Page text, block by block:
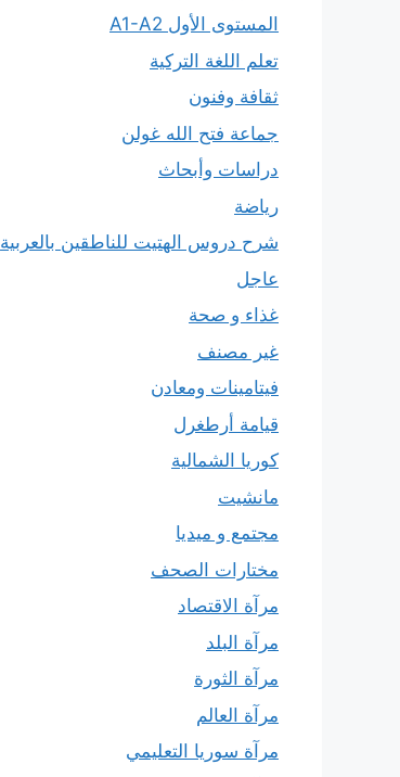
المستوى الأول A1-A2
تعلم اللغة التركية
ثقافة وفنون
جماعة فتح الله غولن
دراسات وأبحاث
رياضة
شرح دروس الهتيت للناطقين بالعربية
عاجل
غذاء و صحة
غير مصنف
فيتامينات ومعادن
قيامة أرطغرل
كوريا الشمالية
مانشيت
مجتمع و ميديا
مختارات الصحف
مرآة الاقتصاد
مرآة البلد
مرآة الثورة
مرآة العالم
مرآة سوريا التعليمي